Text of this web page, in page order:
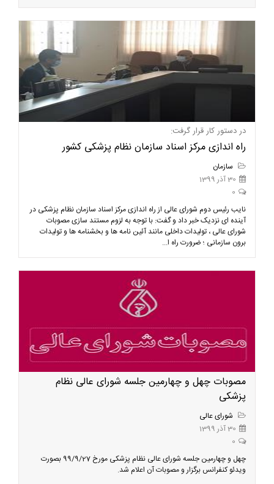
در دستور کار قرار گرفت:
راه اندازی مرکز اسناد سازمان نظام پزشکی کشور
سازمان
30 آذر 1399
0
نایب رئیس دوم شورای عالی از راه اندازی مرکز اسناد سازمان نظام پزشکی در
آینده ای نزدیک خبر داد و گفت: با توجه به لزوم مستند سازی مصوبات
شورای عالی ، تولیدات داخلی مانند آئین نامه ها و بخشنامه ها و تولیدات
برون سازمانی ؛ ضرورت راه ا...
مصوبات چهل و چهارمین جلسه شورای عالی نظام
پزشکی
شورای عالی
30 آذر 1399
0
چهل و چهارمین جلسه شورای عالی نظام پزشکی مورخ 99/9/27 بصورت
ویدئو کنفرانس برگزار و مصوبات آن اعلام شد.